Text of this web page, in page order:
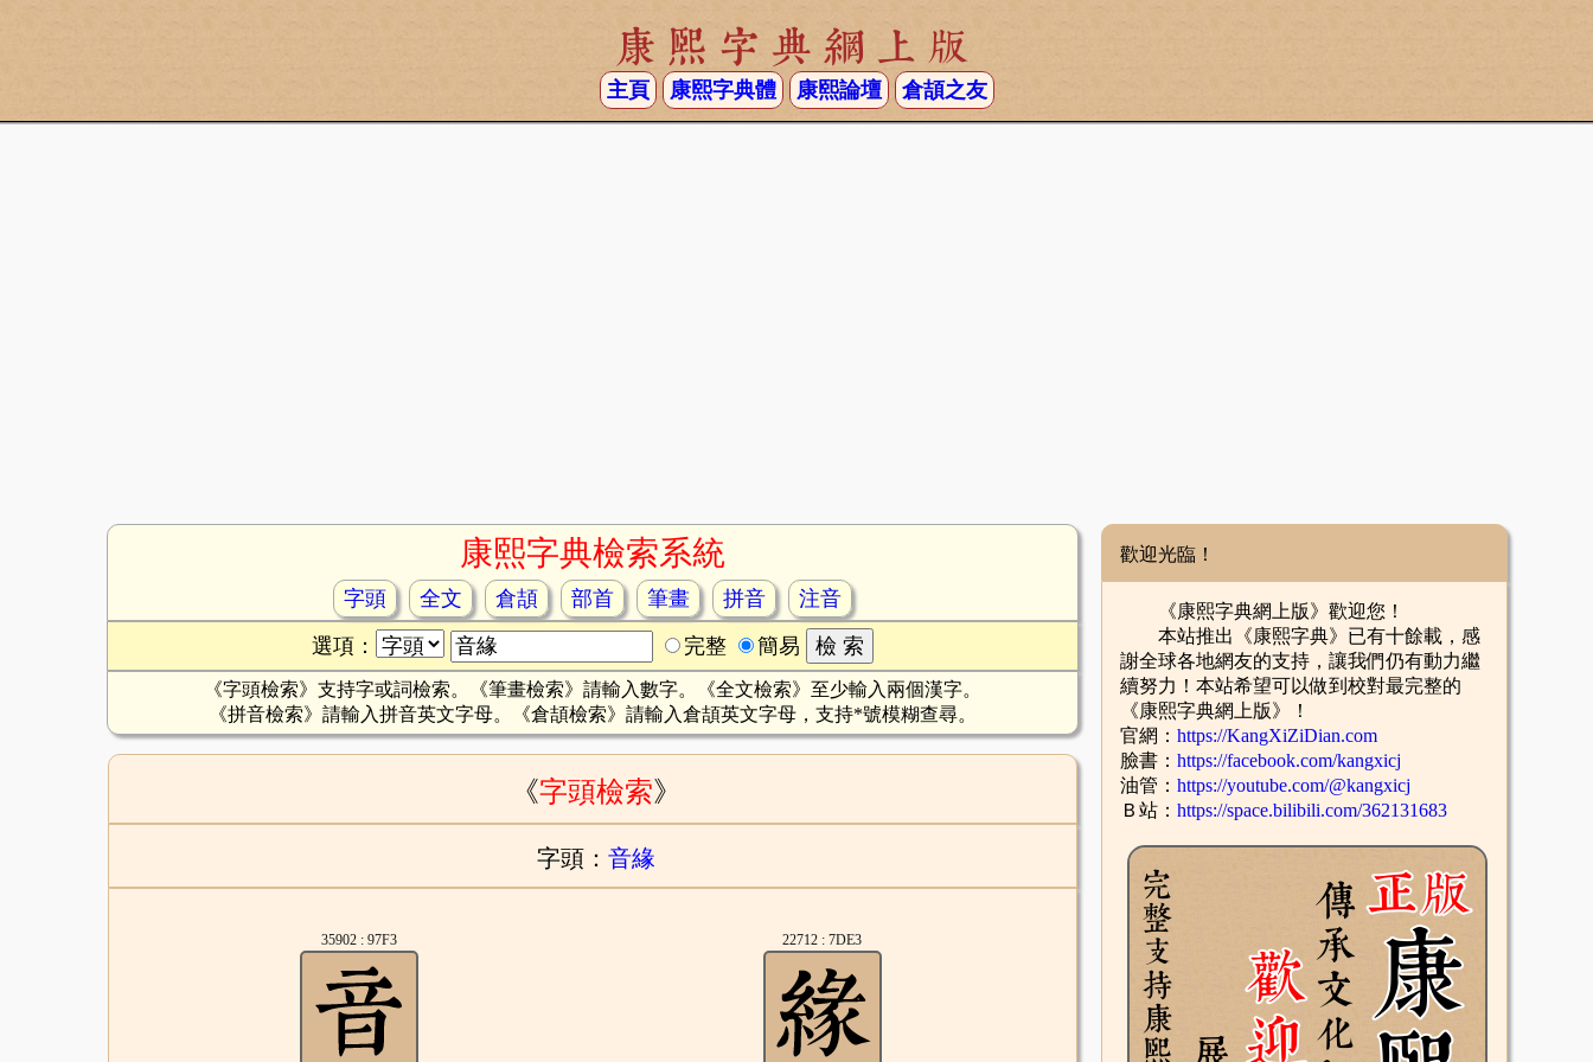
康熙字典網上版
主頁 康熙字典體 康熙論壇 倉頡之友
康熙字典檢索系統
字頭 全文 倉頡 部首 筆畫 拼音
注音
選項：
完整 簡易
《字頭檢索》支持字或詞檢索。《筆畫檢索》請輸入數字。《全文檢索》至少輸入兩個漢字。
《拼音檢索》請輸入拼音英文字母。《倉頡檢索》請輸入倉頡英文字母，支持*號模糊查尋。
《字頭檢索》
字頭： 音緣
35902 : 97F3 22712 : 7DE3
歡迎光臨！
《康熙字典網上版》歡迎您！
本站推出《康熙字典》已有十餘載，感
謝全球各地網友的支持，讓我們仍有動力繼
續努力！本站希望可以做到校對最完整的
《康熙字典網上版》！
官網： https://KangXiZiDian.com
臉書： https://facebook.com/kangxicj
油管： https://youtube.com/@kangxicj
Ｂ站： https://space.bilibili.com/362131683